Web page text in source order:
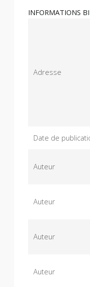
INFORMATIONS
Adresse
Date de
Auteur
Auteur
Auteur
Auteur